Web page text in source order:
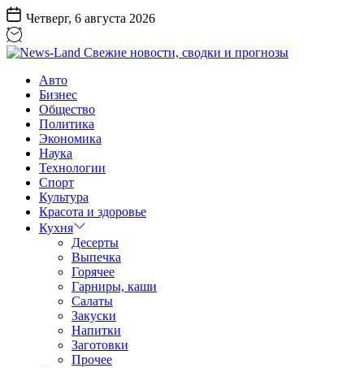
Перейти
к
содержанию
Четверг, 6 августа 2026
Land
Свежие
новости,
сводки
прогнозы
Авто
Бизнес
Общество
Политика
Экономика
Наука
Технологии
Спорт
Культура
Красота и здоровье
Кухня
Десерты
Выпечка
Горячее
Гарниры, каши
Салаты
Закуски
Напитки
Заготовки
Прочее